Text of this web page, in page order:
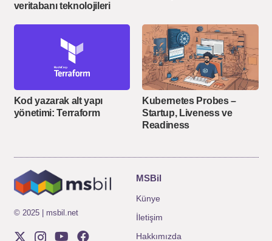
veritabanı teknolojileri
Kod yazarak alt yapı
yönetimi: Terraform
Kubernetes Probes –
Startup, Liveness ve
Readiness
© 2025 | msbil.net
MSBil
Künye
İletişim
Hakkımızda